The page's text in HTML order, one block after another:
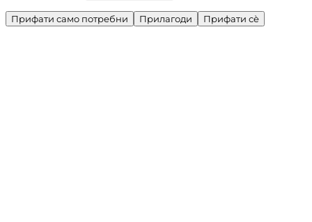
Прифати само потребни Прилагоди Прифати сè